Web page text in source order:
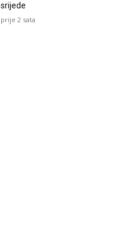
srijede
prije 2 sata